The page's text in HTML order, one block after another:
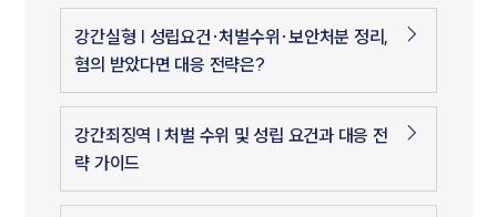
강간실형 | 성립요건·처벌수위·보안처분 정리,
혐의 받았다면 대응 전략은?
강간죄징역 | 처벌 수위 및 성립 요건과 대응 전
략 가이드